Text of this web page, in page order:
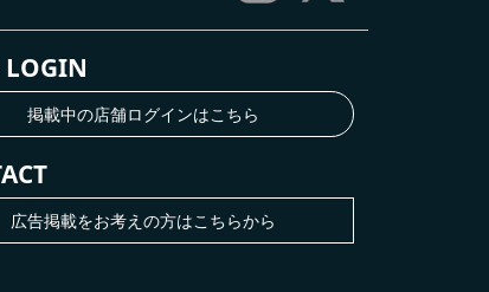
LOGIN
掲載中の店舗ログインはこちら
広告掲載をお考えの方はこちらから